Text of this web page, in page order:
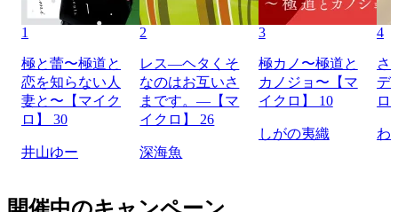
1
極と蕾〜極道と
恋を知らない人
妻と〜【マイク
ロ】 30
井山ゆー
2
レス―ヘタくそ
なのはお互いさ
まです。―【マ
イクロ】 26
深海魚
3
極カノ〜極道と
カノジョ〜【マ
イクロ】 10
しがの夷織
4
さ
デ
ロ
わ